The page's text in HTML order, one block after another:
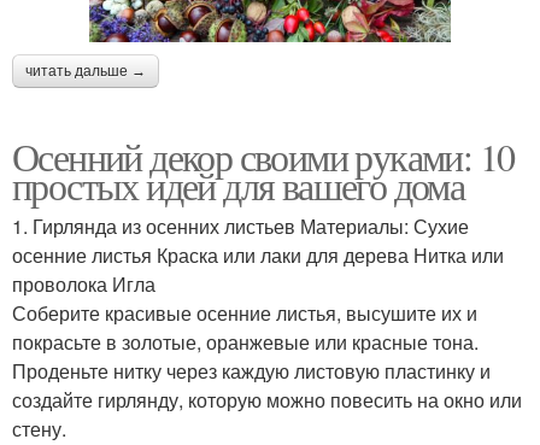
читать дальше →
Осенний декор своими руками: 10
простых идей для вашего дома
1. Гирлянда из осенних листьев Материалы: Сухие
осенние листья Краска или лаки для дерева Нитка или
проволока Игла
Соберите красивые осенние листья, высушите их и
покрасьте в золотые, оранжевые или красные тона.
Проденьте нитку через каждую листовую пластинку и
создайте гирлянду, которую можно повесить на окно или
стену.